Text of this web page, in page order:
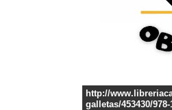
http://
galletas/453430/978-